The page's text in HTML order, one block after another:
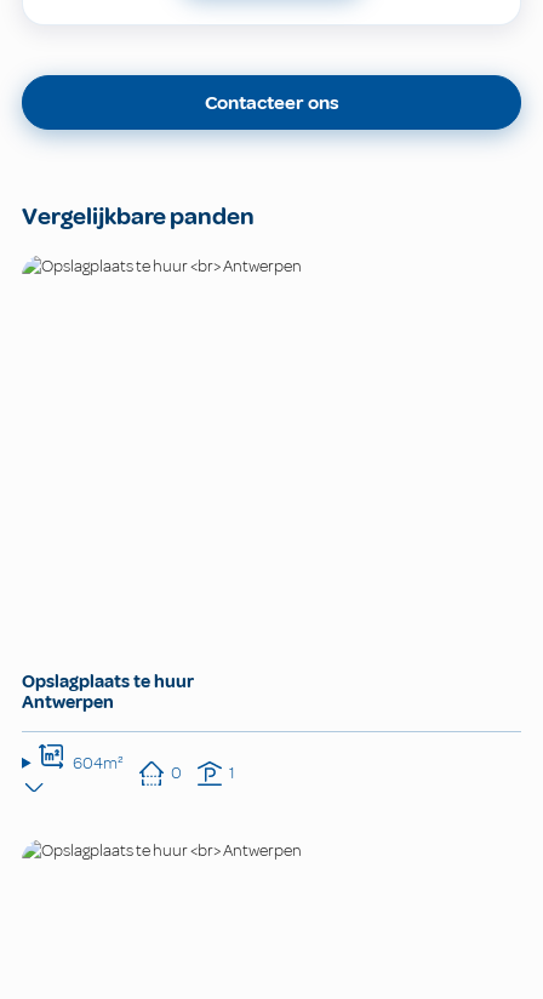
Contacteer ons
Vergelijkbare panden
Opslagplaats te huur
Antwerpen
604m² 0 1